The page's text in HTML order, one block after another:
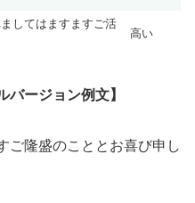
してはますますご活
高い
バージョン例文】
隆盛のこととお喜び申し